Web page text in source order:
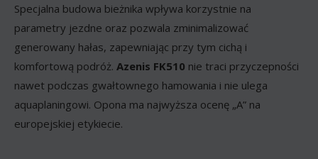
Specjalna budowa bieżnika wpływa korzystnie na
parametry jezdne oraz pozwala zminimalizować
generowany hałas, zapewniając przy tym cichą i
komfortową podróż. Azenis FK510 nie traci przyczepności
nawet podczas gwałtownego hamowania i nie ulega
aquaplaningowi. Opona ma najwyższa ocenę „A” na
europejskiej etykiecie.